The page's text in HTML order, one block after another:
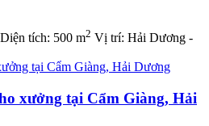
Diện tích: 500 m2 Vị trí: Hải Dương -
xưởng tại Cẩm Giàng, Hải